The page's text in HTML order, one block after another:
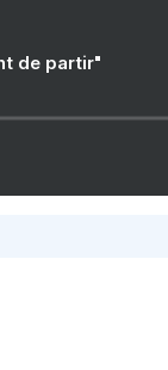
de partir"